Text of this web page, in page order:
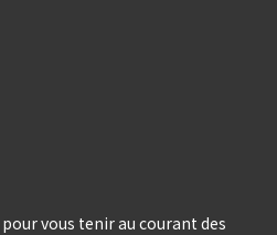
vous tenir au courant des